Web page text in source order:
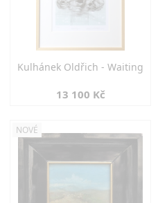
Kulhánek Oldřich - Waiting
13 100 Kč
NOVÉ